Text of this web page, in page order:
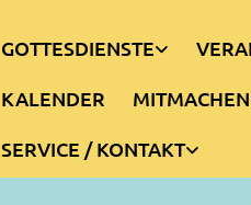
GOTTESDIENSTE
KALENDER
MITMACHEN
SERVICE / KONTAKT